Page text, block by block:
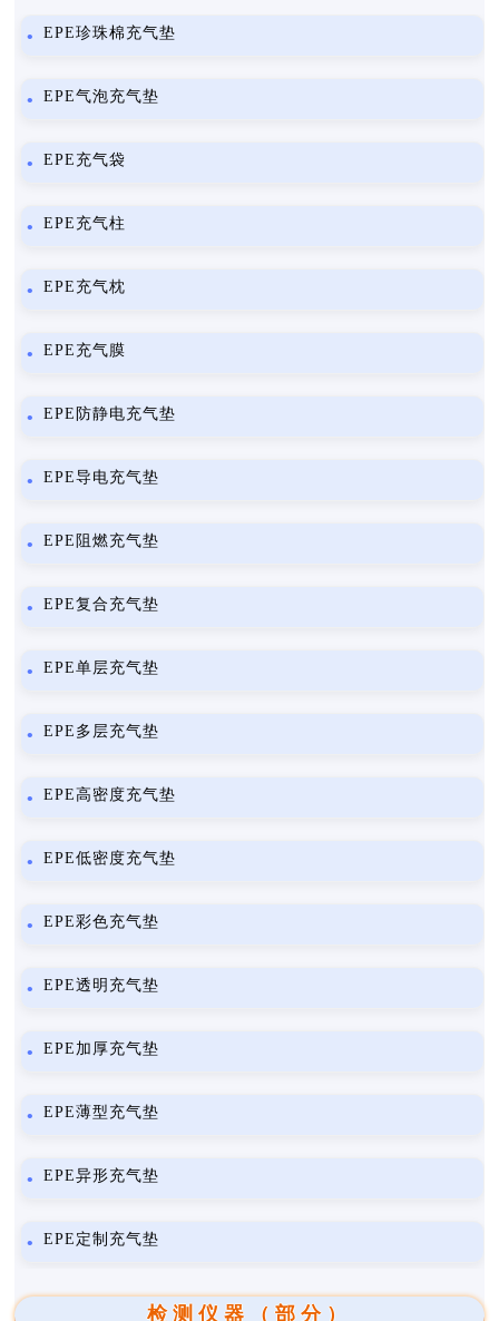
EPE珍珠棉充气垫
EPE气泡充气垫
EPE充气袋
EPE充气柱
EPE充气枕
EPE充气膜
EPE防静电充气垫
EPE导电充气垫
EPE阻燃充气垫
EPE复合充气垫
EPE单层充气垫
EPE多层充气垫
EPE高密度充气垫
EPE低密度充气垫
EPE彩色充气垫
EPE透明充气垫
EPE加厚充气垫
EPE薄型充气垫
EPE异形充气垫
EPE定制充气垫
检测仪器（部分）